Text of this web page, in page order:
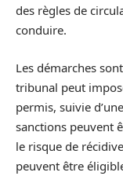
des règles de
conduire.
Les démarches
tribunal peut
permis, suivie
sanctions peuvent
le risque de
peuvent être